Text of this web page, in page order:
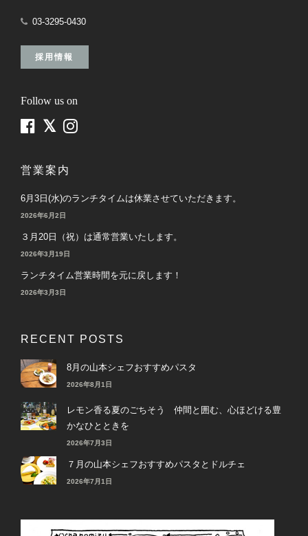
03-3295-0430
採用情報
Follow us on
営業案内
6月3日(水)のランチタイムは休業させていただきます。
2026年6月2日
３月20日（祝）は通常営業いたします。
2026年3月19日
ランチタイム営業時間を元に戻します！
2026年3月3日
RECENT POSTS
8月の山本シェフおすすめパスタ
2026年8月1日
レモン香る夏のごちそう 仲間と囲む、心ほどける豊
かなひとときを
2026年7月3日
７月の山本シェフおすすめパスタとドルチェ
2026年7月1日